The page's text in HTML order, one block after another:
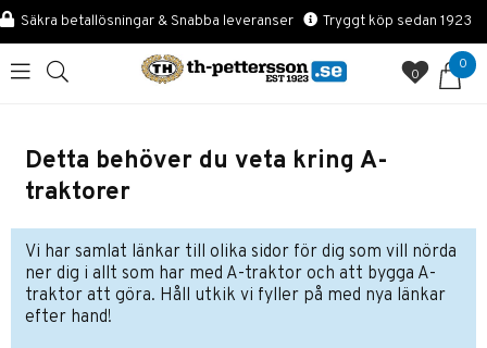
Säkra betallösningar & Snabba leveranser Tryggt köp sedan 1923
0
0
Detta behöver du veta kring A-
traktorer
Vi har samlat länkar till olika sidor för dig som vill nörda
ner dig i allt som har med A-traktor och att bygga A-
traktoratt göra. Håll utkik vi fyller på med nya länkar
efter hand!